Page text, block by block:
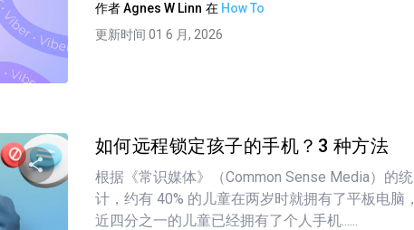
作者Agnes W Linn 在 How To
更新时间 01 6 月, 2026
分享这篇文章
如何远程锁定孩子的手机？3 种方法
根据《常识媒体》（Common Sense Media）的统
计，约有 40% 的儿童在两岁时就拥有了平板电脑，
近四分之一的儿童已经拥有了个人手机......